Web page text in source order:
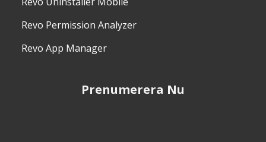
Revo Permission Analyzer
Revo App Manager
Prenumerera Nu